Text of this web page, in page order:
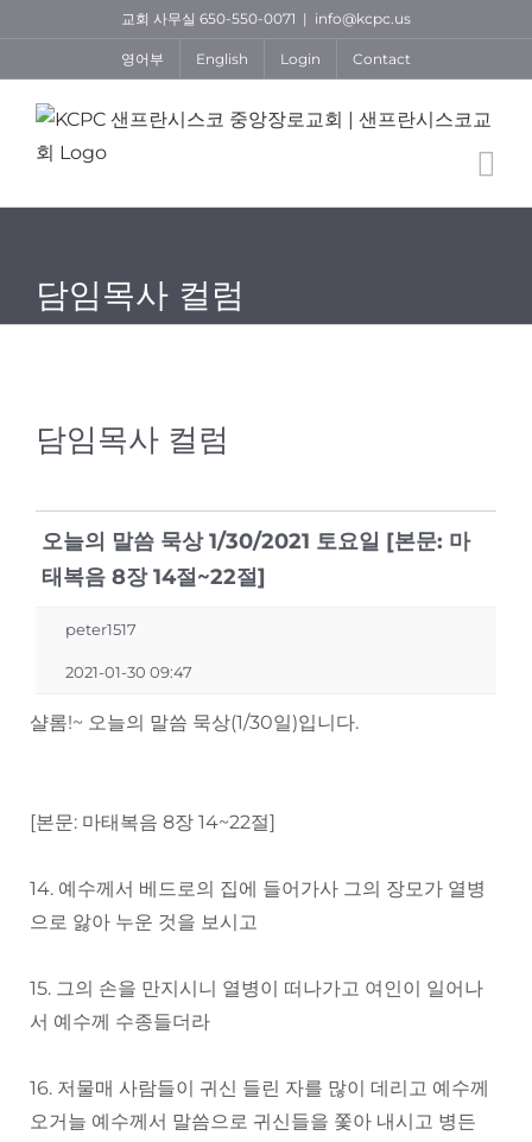
content
교회 사무실 650-550-0071 | info@kcpc.us
영어부 English Login Contact
담임목사 컬럼
담임목사 컬럼
오늘의 말씀 묵상 1/30/2021 토요일 [본문: 마
태복음 8장 14절~22절]
peter1517
2021-01-30 09:47
샬롬!~ 오늘의 말씀 묵상(1/30일)입니다.
[본문: 마태복음 8장 14~22절]
14. 예수께서 베드로의 집에 들어가사 그의 장모가 열병
으로 앓아 누운 것을 보시고
15. 그의 손을 만지시니 열병이 떠나가고 여인이 일어나
서 예수께 수종들더라
16. 저물매 사람들이 귀신 들린 자를 많이 데리고 예수께
오거늘 예수께서 말씀으로 귀신들을 쫓아 내시고 병든